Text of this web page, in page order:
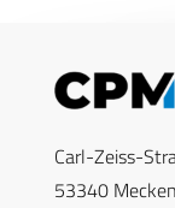
Carl-Zeiss-
53340